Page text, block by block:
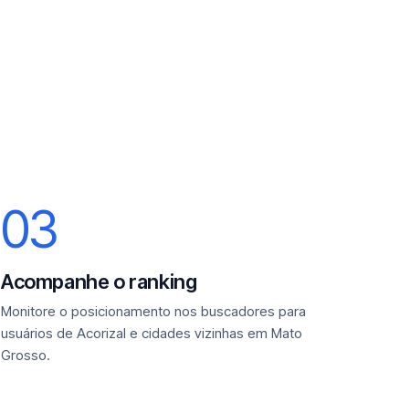
03
Acompanhe o ranking
Monitore o posicionamento nos buscadores para
usuários de Acorizal e cidades vizinhas em Mato
Grosso.